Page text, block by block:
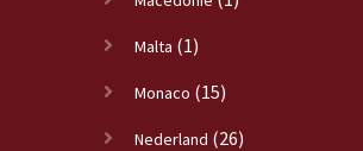
Malta (1)
Monaco (15)
Nederland (26)